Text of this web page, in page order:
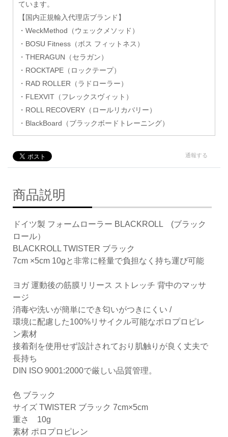
ています。
【国内正規輸入代理店ブランド】
・WeckMethod（ウェックメソッド）
・BOSU Fitness（ボス フィットネス）
・THERAGUN（セラガン）
・ROCKTAPE（ロックテープ）
・RAD ROLLER（ラドローラー）
・FLEXVIT（フレックスヴィット）
・ROLL RECOVERY（ロールリカバリー）
・BlackBoard（ブラックボードトレーニング）
通報する
商品説明
ドイツ製 フォームローラー BLACKROLL (ブラック
ロール）
BLACKROLL TWISTER ブラック
7cm ×5cm 10gと非常に軽量で負担なく持ち運び可能
ヨガ 運動後の筋膜リリース ストレッチ 背中のマッサ
ージ
消毒や洗いが簡単にでき匂いがつきにくい /
環境に配慮した100%リサイクル可能なポロプロピレ
ン素材
接着剤を使用せず設計されており肌触りが良く丈夫で
長持ち
DIN ISO 9001:2000で厳しい品質管理。
色 ブラック
サイズ TWISTER ブラック 7cm×5cm
重さ 10g
素材 ポロプロピレン